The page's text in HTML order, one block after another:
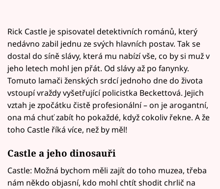
Rick Castle je spisovatel detektivních románů, který
nedávno zabil jednu ze svých hlavních postav. Tak se
dostal do síně slávy, která mu nabízí vše, co by si muž v
jeho letech mohl jen přát. Od slávy až po fanynky.
Tomuto lamači ženských srdcí jednoho dne do života
vstoupí vraždy vyšetřující policistka Beckettová. Jejich
vztah je zpočátku čistě profesionální – on je arogantní,
ona má chuť zabít ho pokaždé, když cokoliv řekne. A že
toho Castle říká více, než by měl!
Castle a jeho dinosauři
Castle: Možná bychom měli zajít do toho muzea, třeba
nám někdo objasní, kdo mohl chtít shodit chrlič na